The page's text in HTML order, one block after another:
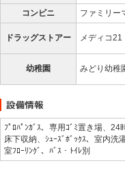
コンビニ
ファミリー
ドラッグストアー メディコ21
幼稚園 みどり幼稚
ﾌﾟﾛﾊﾟﾝｶﾞｽ、専用ｺﾞﾐ置き場、
床下収納、ｼｭｰｽﾞﾎﾞｯｸｽ、室内洗
室ﾌﾛｰﾘﾝｸﾞ、ﾊﾞｽ・ﾄｲﾚ別